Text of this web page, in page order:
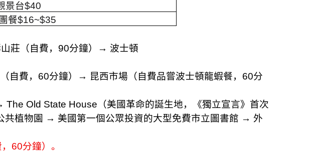
景台$40
餐$16~$35
莊（自費， 90分鐘） → 波士頓
自費， 60分鐘） → 昆西市場（自費品嘗波士頓龍蝦餐， 60分
The Old State House （美國革命的誕生地，《獨立宣言》首次
共植物園 → 美國第一個公眾投資的大型免費市立圖書館 → 外
60分鐘）。